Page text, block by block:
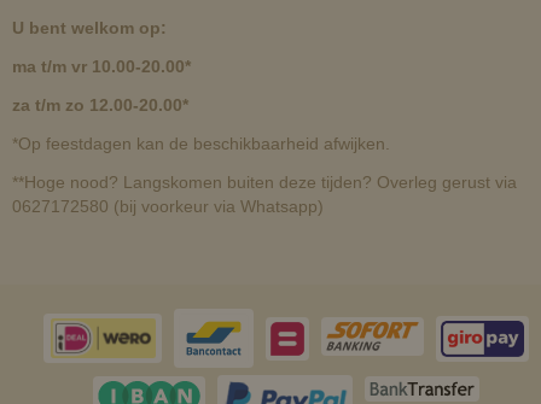
U bent welkom op:
ma t/m vr 10.00-20.00*
za t/m zo 12.00-20.00*
*Op feestdagen kan de beschikbaarheid afwijken.
**Hoge nood? Langskomen buiten deze tijden? Overleg gerust via
0627172580 (bij voorkeur via Whatsapp)